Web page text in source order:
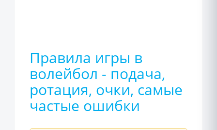
Правила игры в
волейбол - подача,
ротация, очки, самые
частые ошибки